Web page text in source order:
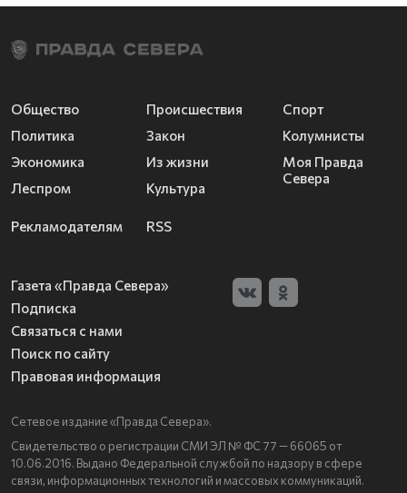
Общество
Политика
Экономика
Леспром
Происшествия
Закон
Из жизни
Культура
Спорт
Колумнисты
Моя Правда
Севера
Рекламодателям RSS
Газета «Правда Севера»
Подписка
Связаться с нами
Поиск по сайту
Правовая информация
Сетевое издание «Правда Севера».
Свидетельство о регистрации СМИ ЭЛ № ФС 77 — 66065 от
10.06.2016. Выдано Федеральной службой по надзору в сфере
связи, информационных технологий и массовых коммуникаций.